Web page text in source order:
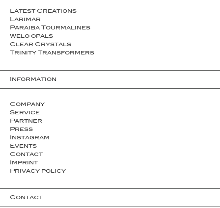
Latest Creations
Larimar
Paraiba Tourmalines
Welo opals
Clear Crystals
Trinity Transformers
Information
Company
Service
Partner
Press
Instagram
Events
Contact
Imprint
Privacy policy
Contact